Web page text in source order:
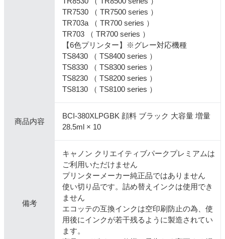
TR7530 （ TR7500 series ）
TR703a （ TR700 series ）
TR703 （ TR700 series ）
【6色プリンター】※グレー対応機種
TS8430 （ TS8400 series ）
TS8330 （ TS8300 series ）
TS8230 （ TS8200 series ）
TS8130 （ TS8100 series ）
商品内容
BCI-380XLPGBK 顔料 ブラック 大容量 増量
28.5ml × 10
備考
キャノン クリエイティブパークプレミアムは
ご利用いただけません
プリンターメーカー純正品ではありません
使い切り品です。詰め替えインクは使用でき
ません
エコッテの互換インクは空印刷防止の為、使
用後にインクが若干残るように製造されてい
ます。